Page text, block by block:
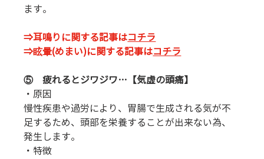
ます。
⇒耳鳴りに関する記事はコチラ
⇒眩暈(めまい)に関する記事はコチラ
⑤    疲れるとジワジワ…【気虚の頭痛】
・原因
慢性疾患や過労により、胃腸で生成される気が不
足するため、頭部を栄養することが出来ない為、
発生します。
・特徴